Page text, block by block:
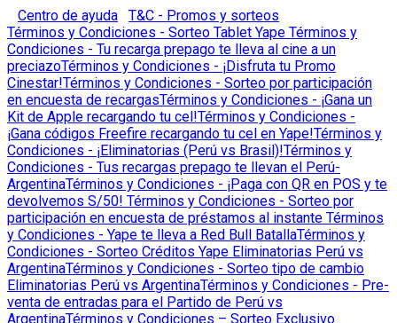
Centro de ayuda
T&C - Promos y sorteos
Términos y Condiciones - Sorteo Tablet Yape Términos y
Condiciones - Tu recarga prepago te lleva al cine a un
preciazoTérminos y Condiciones - ¡Disfruta tu Promo
Cinestar!Términos y Condiciones - Sorteo por participación
en encuesta de recargasTérminos y Condiciones - ¡Gana un
Kit de Apple recargando tu cel!Términos y Condiciones -
¡Gana códigos Freefire recargando tu cel en Yape!Términos y
Condiciones - ¡Eliminatorias (Perú vs Brasil)!Términos y
Condiciones - Tus recargas prepago te llevan el Perú-
ArgentinaTérminos y Condiciones - ¡Paga con QR en POS y te
devolvemos S/50! Términos y Condiciones - Sorteo por
participación en encuesta de préstamos al instante Términos
y Condiciones - Yape te lleva a Red Bull BatallaTérminos y
Condiciones - Sorteo Créditos Yape Eliminatorias Perú vs
ArgentinaTérminos y Condiciones - Sorteo tipo de cambio
Eliminatorias Perú vs ArgentinaTérminos y Condiciones - Pre-
venta de entradas para el Partido de Perú vs
ArgentinaTérminos y Condiciones – Sorteo Exclusivo